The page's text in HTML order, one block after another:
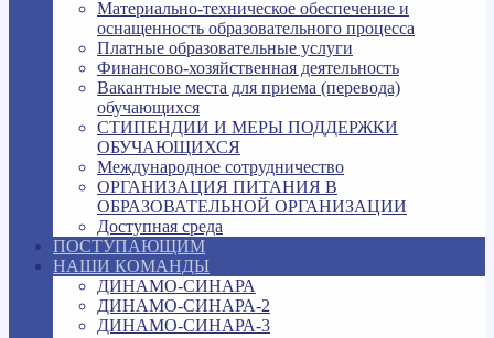
Материально-техническое обеспечение и
оснащенность образовательного процесса
Платные образовательные услуги
Финансово-хозяйственная деятельность
Вакантные места для приема (перевода)
обучающихся
СТИПЕНДИИ И МЕРЫ ПОДДЕРЖКИ
ОБУЧАЮЩИХСЯ
Международное сотрудничество
ОРГАНИЗАЦИЯ ПИТАНИЯ В
ОБРАЗОВАТЕЛЬНОЙ ОРГАНИЗАЦИИ
Доступная среда
ПОСТУПАЮЩИМ
НАШИ КОМАНДЫ
ДИНАМО-СИНАРА
ДИНАМО-СИНАРА-2
ДИНАМО-СИНАРА-3